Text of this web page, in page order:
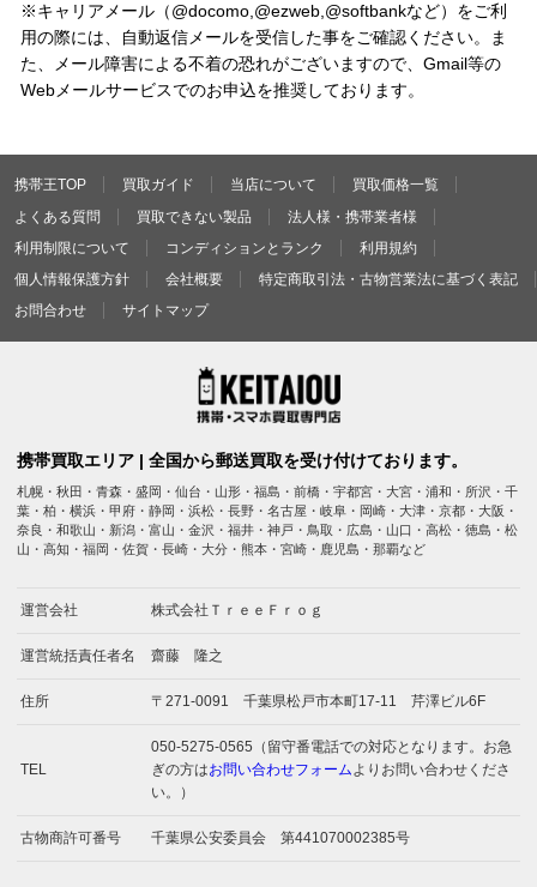
※キャリアメール（@docomo,@ezweb,@softbankなど）をご利
用の際には、自動返信メールを受信した事をご確認ください。ま
た、メール障害による不着の恐れがございますので、Gmail等の
Webメールサービスでのお申込を推奨しております。
携帯王TOP 買取ガイド 当店について
買取価格一覧
よくある質問
買取できない製品
法人様・携帯業者様
利用制限について
コンディションとランク
利用規約
個人情報保護方針
会社概要
特定商取引法・古物営業法に基づく表記
お問合わせ
サイトマップ
携帯買取エリア | 全国から郵送買取を受け付けております。
札幌・秋田・青森・盛岡・仙台・山形・福島・前橋・宇都宮・大宮・浦和・所沢・千
葉・柏・横浜・甲府・静岡・浜松・長野・名古屋・岐阜・岡崎・大津・京都・大阪・
奈良・和歌山・新潟・富山・金沢・福井・神戸・鳥取・広島・山口・高松・徳島・松
山・高知・福岡・佐賀・長崎・大分・熊本・宮崎・鹿児島・那覇など
運営会社 株式会社ＴｒｅｅＦｒｏｇ
運営統括責任者名 齋藤 隆之
住所 〒271-0091 千葉県松戸市本町17-11 芹澤ビル6F
TEL
050-5275-0565（留守番電話での対応となります。お急
ぎの方はお問い合わせフォームよりお問い合わせくださ
い。）
古物商許可番号 千葉県公安委員会 第441070002385号